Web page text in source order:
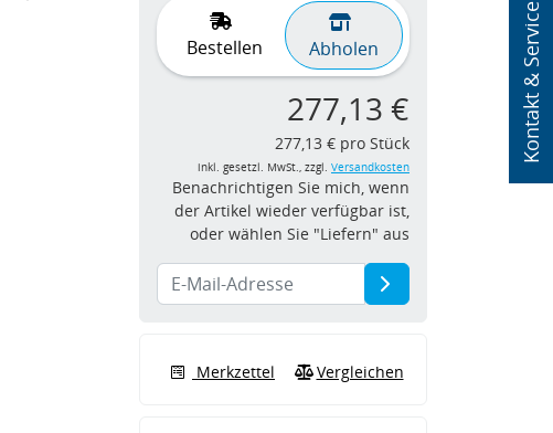
Kontakt & Service
Bestellen Abholen
277,13 €
277,13 € pro Stück
inkl. gesetzl. MwSt., zzgl. Versandkosten
Benachrichtigen Sie mich, wenn
der Artikel wieder verfügbar ist,
oder wählen Sie "Liefern" aus
Merkzettel Vergleichen